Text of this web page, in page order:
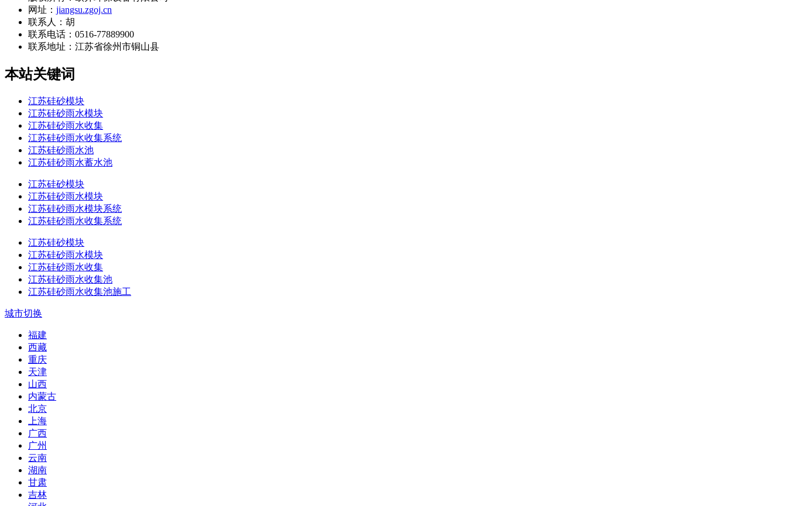
网址： jiangsu.zgoj.cn
联系人：胡
联系电话：0516-77889900
联系地址： 江苏省徐州市铜山县
本站关键词
江苏硅砂模块
江苏硅砂雨水模块
江苏硅砂雨水收集
江苏硅砂雨水收集系统
江苏硅砂雨水池
江苏硅砂雨水蓄水池
江苏硅砂模块
江苏硅砂雨水模块
江苏硅砂雨水模块系统
江苏硅砂雨水收集系统
江苏硅砂模块
江苏硅砂雨水模块
江苏硅砂雨水收集
江苏硅砂雨水收集池
江苏硅砂雨水收集池施工
城市切换
福建
西藏
重庆
天津
山西
内蒙古
北京
上海
广西
广州
云南
湖南
甘肃
吉林